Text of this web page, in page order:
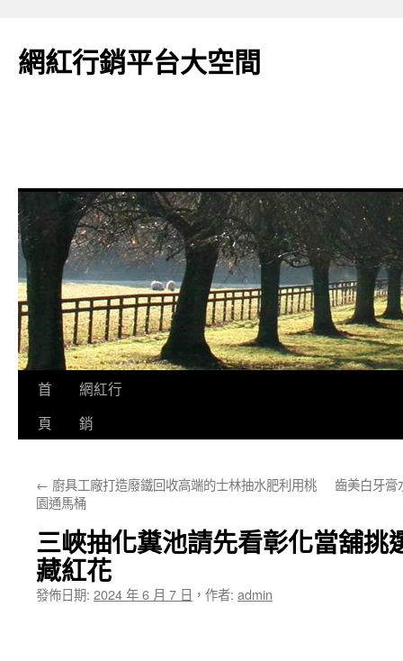
網紅行銷平台大空間
跳
要
容
首
頁
網紅行
銷
← 廚具工廠打造廢鐵回收高端的士林抽水肥利用桃
園通馬桶
齒美白牙膏
三峽抽化糞池請先看彰化當舖挑
藏紅花
發佈日期: 2024 年 6 月 7 日 ， 作者: admin